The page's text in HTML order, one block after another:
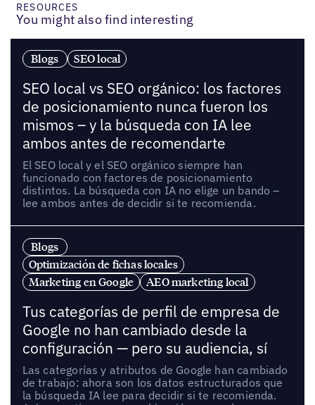
RESOURCES
You might also find interesting
Blogs SEO local
SEO local vs SEO orgánico: los factores
de posicionamiento nunca fueron los
mismos – y la búsqueda con IA lee
ambos antes de recomendarte
El SEO local y el SEO orgánico siempre han
funcionado con factores de posicionamiento
distintos. La búsqueda con IA no elige un bando –
lee ambos antes de decidir si te recomienda.
Blogs
Optimización de fichas locales
Marketing en Google
AEO marketing local
Tus categorías de perfil de empresa de
Google no han cambiado desde la
configuración — pero su audiencia, sí
Las categorías y atributos de Google han cambiado
de trabajo: ahora son los datos estructurados que
la búsqueda IA lee para decidir si te recomienda.